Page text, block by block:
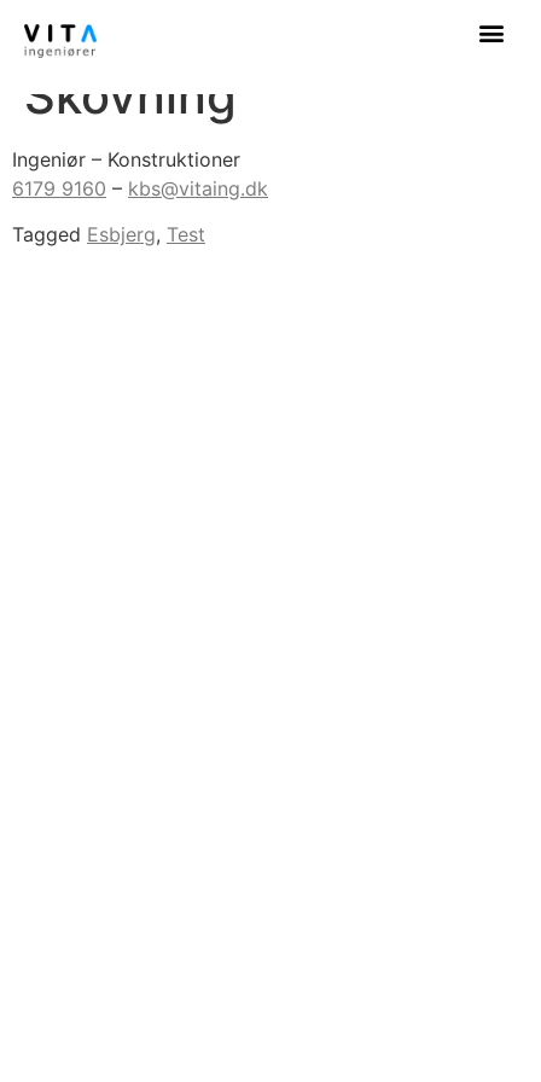
Kasper Betzer
Skovning
Ingeniør – Konstruktioner
6179 9160 – kbs@vitaing.dk
Tagged Esbjerg, Test